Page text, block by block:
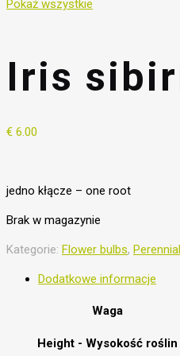
Pokaż wszystkie
Iris
€ 6.00
jedno kłącze – one root
Brak w magazynie
Kategorie: Flower bulbs,
Dodatkowe informacje
Waga
Height - Wysokość roślin